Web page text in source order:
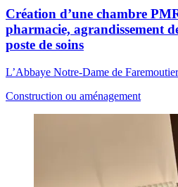
Création d’une chambre
pharmacie, agrandissement
poste de soins
L’Abbaye Notre-Dame de
Construction ou aménagement